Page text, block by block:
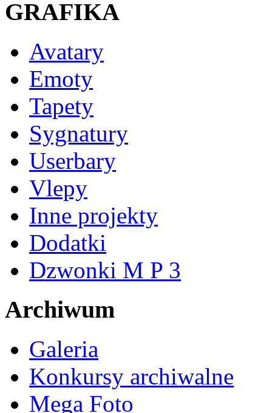
GRAFIKA
Avatary
Emoty
Tapety
Sygnatury
Userbary
Vlepy
Inne projekty
Dodatki
Dzwonki M P 3
Archiwum
Galeria
Konkursy archiwalne
Mega Foto